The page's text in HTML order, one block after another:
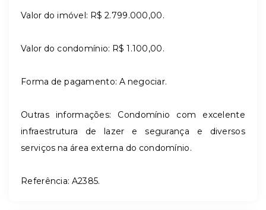
Valor do imóvel: R$ 2.799.000,00.
Valor do condomínio: R$ 1.100,00.
Forma de pagamento: A negociar.
Outras informações: Condomínio com excelente
infraestrutura de lazer e segurança e diversos
serviços na área externa do condomínio.
Referência: A2385.